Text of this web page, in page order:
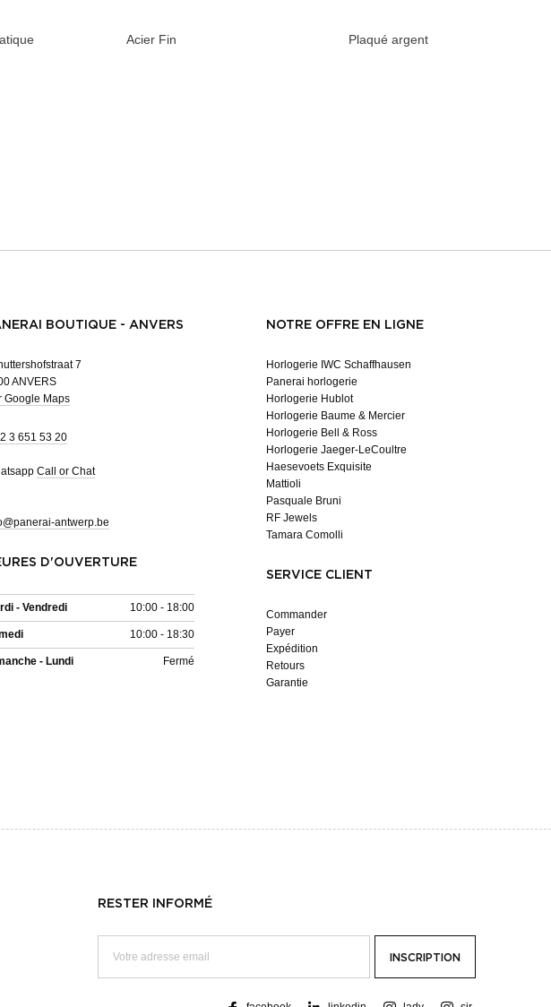
Acier Fin Plaqué argent
BOUTIQUE - ANVERS
7
ANVERS
Google Maps
3 651 53 20
Call or Chat
antwerp.be
D'OUVERTURE
- Vendredi 10:00 - 18:00
10:00 - 18:30
- Lundi Fermé
NOTRE OFFRE EN LIGNE
Horlogerie IWC Schaffhausen
Panerai horlogerie
Horlogerie Hublot
Horlogerie Baume & Mercier
Horlogerie Bell & Ross
Horlogerie Jaeger-LeCoultre
Haesevoets Exquisite
Mattioli
Pasquale Bruni
RF Jewels
Tamara Comolli
SERVICE CLIENT
Commander
Payer
Expédition
Retours
Garantie
RESTER INFORMÉ